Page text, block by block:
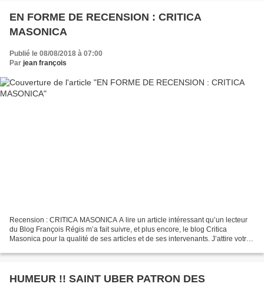
EN FORME DE RECENSION : CRITICA
MASONICA
Publié le 08/08/2018 à 07:00
Par jean françois
Recension : CRITICA MASONICA A lire un article intéressant qu’un lecteur
du Blog François Régis m’a fait suivre, et plus encore, le blog Critica
Masonica pour la qualité de ses articles et de ses intervenants. J’attire votre
HUMEUR !! SAINT UBER PATRON DES